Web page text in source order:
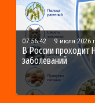
07:56:42 9 июля 2026
В России проходит
заболеваний